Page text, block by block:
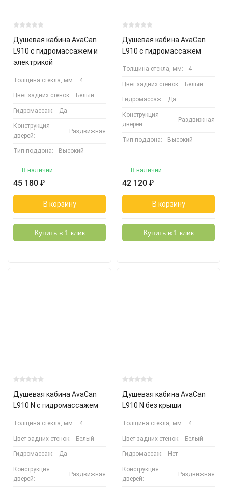
Душевая кабина AvaCan
L910 с гидромассажем и
электрикой
Толщина стекла, мм: 4
Цвет задних стенок: Белый
Гидромассаж: Да
Конструкция
дверей:
Раздвижная
Тип поддона: Высокий
В наличии
45 180 ₽
В корзину
Купить в 1 клик
Душевая кабина AvaCan
L910 с гидромассажем
Толщина стекла, мм: 4
Цвет задних стенок: Белый
Гидромассаж: Да
Конструкция
дверей:
Раздвижная
Тип поддона: Высокий
В наличии
42 120 ₽
В корзину
Купить в 1 клик
Душевая кабина AvaCan
L910 N с гидромассажем
Толщина стекла, мм: 4
Цвет задних стенок: Белый
Гидромассаж: Да
Конструкция
дверей:
Раздвижная
Душевая кабина AvaCan
L910 N без крыши
Толщина стекла, мм: 4
Цвет задних стенок: Белый
Гидромассаж: Нет
Конструкция
дверей:
Раздвижная